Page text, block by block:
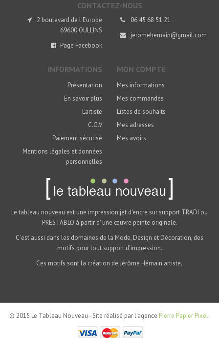
CONTACTEZ-NOUS
2 boulevard de l'Europe
69600 OULLINS
Page Facebook
06 45 68 51 21
jeromehemain@gmail.com
INFORMATIONS
Présentation
En savoir plus
L'artiste
C.G.V
Paiement sécurisé
Mentions légales et données
personnelles
MON COMPTE
Mes informations
Mes commandes
Listes de souhaits
Mes adresses
Mes avoirs
Le tableau nouveau est une impression jet d'encre sur support TRADI ou
PRESTABLO à partir d' une œuvre peinte originale.
C 'est aussi dans les domaines de la Mode, Design et Décoration, des
motifs pour tout support d'impression.
Ces motifs sont la création de Jérôme Hémain artiste.
© 2015 Le Tableau Nouveau - Site réalisé par l'agence Pierre Papier Pixel.